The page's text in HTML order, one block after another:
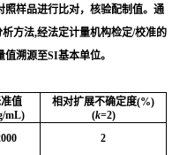
样品进行比对，核验配制值。通
方法,经法定计量机构检定/校准的
溯源至SI基本单位。
值
mL)
相对扩展不确定度(%)
(k=2)
2